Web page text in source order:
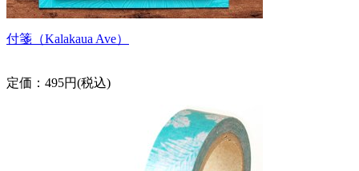
付箋（Kalakaua Ave）
定価：495円(税込)